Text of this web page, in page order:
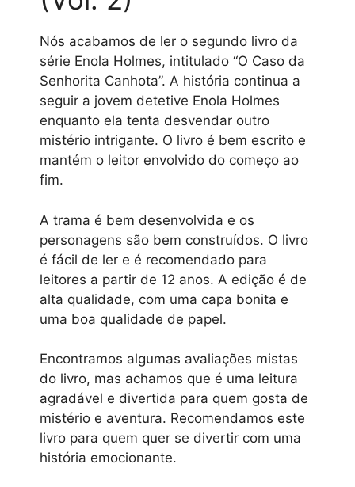
Nós acabamos de ler o segundo livro da
série Enola Holmes, intitulado “O Caso da
Senhorita Canhota”. A história continua a
seguir a jovem detetive Enola Holmes
enquanto ela tenta desvendar outro
mistério intrigante. O livro é bem escrito e
mantém o leitor envolvido do começo ao
fim.
A trama é bem desenvolvida e os
personagens são bem construídos. O livro
é fácil de ler e é recomendado para
leitores a partir de 12 anos. A edição é de
alta qualidade, com uma capa bonita e
uma boa qualidade de papel.
Encontramos algumas avaliações mistas
do livro, mas achamos que é uma leitura
agradável e divertida para quem gosta de
mistério e aventura. Recomendamos este
livro para quem quer se divertir com uma
história emocionante.